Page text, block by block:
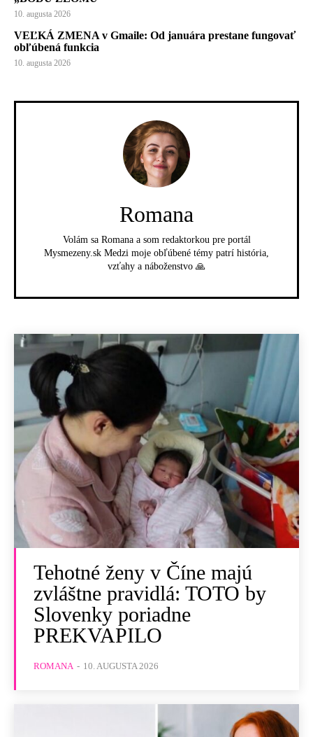
10. augusta 2026
VEĽKÁ ZMENA v Gmaile: Od januára prestane fungovať
obľúbená funkcia
10. augusta 2026
Romana
Volám sa Romana a som redaktorkou pre portál
Mysmezeny.sk Medzi moje obľúbené témy patrí história,
vzťahy a náboženstvo 🙏
Tehotné ženy v Číne majú
zvláštne pravidlá: TOTO by
Slovenky poriadne
PREKVAPILO
ROMANA - 10. AUGUSTA 2026